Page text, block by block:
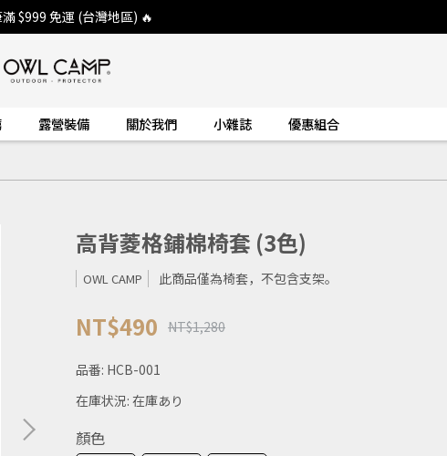
滿 $999 免運 (台灣地區) 🔥
露營裝備 關於我們 小雜誌 優惠組合
高背菱格鋪棉椅套 (3色)
OWL CAMP 此商品僅為椅套，不包含支架。
NT$490 NT$1,280
品番: HCB-001
在庫状況: 在庫あり
顏色